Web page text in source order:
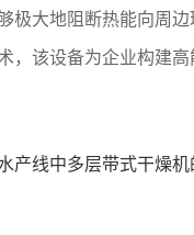
极大地阻断热能向周
，该设备为企业构建高
产线中多层带式干燥